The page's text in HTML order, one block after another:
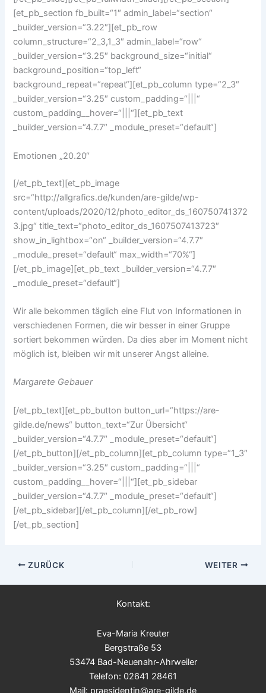
[et_pb_section fb_built=“1″ admin_label=“section“
_builder_version=“3.22″][et_pb_row
column_structure=“2_3,1_3″ admin_label=“row“
_builder_version=“3.25″ background_size=“initial“
background_position=“top_left“
background_repeat=“repeat“][et_pb_column type=“2_3″
_builder_version=“3.25″ custom_padding=“|||“
custom_padding__hover=“|||“][et_pb_text
_builder_version=“4.7.7″ _module_preset=“default“]
Emotionen „20.20“
[/et_pb_text][et_pb_image
src=“http://allgrafics.de/kunden/are-gilde/wp-
content/uploads/2020/12/photo_editor_ds_160750741372
3.jpg“ title_text=“photo_editor_ds_1607507413723″
show_in_lightbox=“on“ _builder_version=“4.7.7″
_module_preset=“default“ max_width=“70%“]
[/et_pb_image][et_pb_text _builder_version=“4.7.7″
_module_preset=“default“]
Wir alle bekommen täglich eine Flut von Informationen in
verschiedenen Formen, die wir besser in einer Gruppe
sortiert bekommen würden. Da dies aber im Moment nicht
möglich ist, bleiben wir mit unserer Angst alleine.
Margarete Gebauer
[/et_pb_text][et_pb_button button_url=“https://are-
gilde.de/news“ button_text=“Zur Übersicht“
_builder_version=“4.7.7″ _module_preset=“default“]
[/et_pb_button][/et_pb_column][et_pb_column type=“1_3″
_builder_version=“3.25″ custom_padding=“|||“
custom_padding__hover=“|||“][et_pb_sidebar
_builder_version=“4.7.7″ _module_preset=“default“]
[/et_pb_sidebar][/et_pb_column][/et_pb_row]
[/et_pb_section]
ZURÜCK WEITER
Kontakt:
Eva-Maria Kreuter
Bergstraße 53
53474 Bad-Neuenahr-Ahrweiler
Telefon: 02641 28461
Mail: praesidentin@are-gilde.de